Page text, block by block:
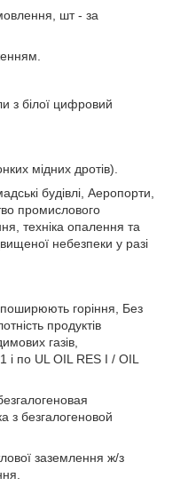
шт - за
з білої цифровий
мідних дротів).
будівлі, Аеропорти,
промислового
техніка опалення та
небезпеки у разі
горіння, Без
продуктів
газів,
і по UL OIL RES I / OIL
з безгалогеновой
заземлення ж/з